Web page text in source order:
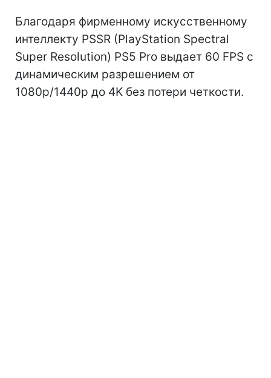
Благодаря фирменному искусственному
интеллекту PSSR (PlayStation Spectral
Super Resolution) PS5 Pro выдает 60 FPS с
динамическим разрешением от
1080p/1440p до 4K без потери четкости.